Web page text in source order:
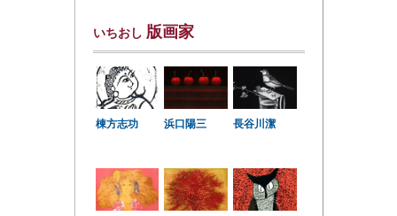
いちおし 版画家
棟方志功 浜口陽三 長谷川潔